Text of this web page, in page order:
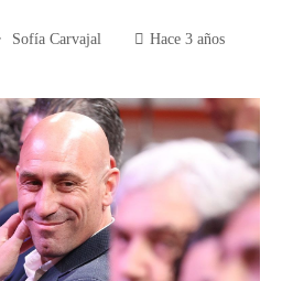
Sofía Carvajal Hace 3 años